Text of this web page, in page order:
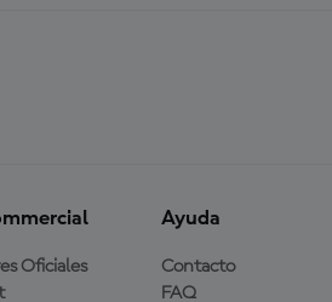
Oficiales
Ayuda
Contacto
FAQ